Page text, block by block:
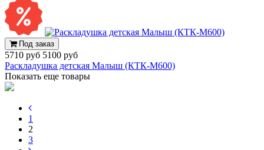
Под заказ
5710 руб 5100 руб
Раскладушка детская Малыш (КТК-М600)
Показать еще товары
1
2
3